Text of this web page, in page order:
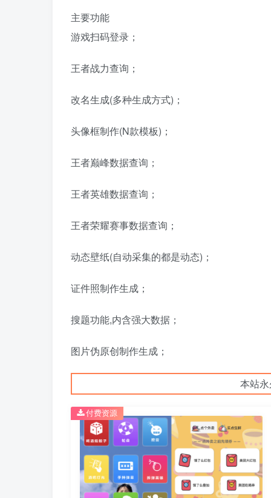
主要功能
游戏扫码登录；
王者战力查询；
改名生成(多种生成方式)；
头像框制作(N款模板)；
王者巅峰数据查询；
王者英雄数据查询；
王者荣耀赛事数据查询；
动态壁纸(自动采集的都是动态)；
证件照制作生成；
搜题功能,内含强大数据；
图片伪原创制作生成；
本站
付费资源